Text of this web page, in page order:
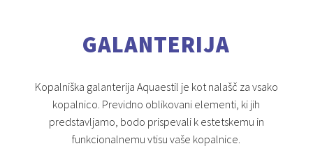
GALANTERIJA
Kopalniška galanterija Aquaestil je kot nalašč za vsako
kopalnico. Previdno oblikovani elementi, ki jih
predstavljamo, bodo prispevali k estetskemu in
funkcionalnemu vtisu vaše kopalnice.